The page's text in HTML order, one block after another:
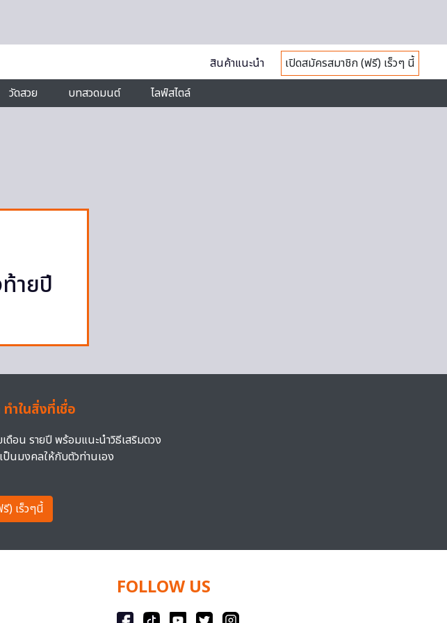
สินค้าแนะนำ
เปิดสมัครสมาชิก (ฟรี) เร็วๆ นี้
วัดสวย บทสวดมนต์ ไลฟ์สไตล์
ายปี
ำในสิ่งที่เชื่อ
ดือน รายปี พร้อมแนะนำวิธีเสริมดวง
ป็นมงคลให้กับตัวท่านเอง
) เร็วๆนี้
FOLLOW US